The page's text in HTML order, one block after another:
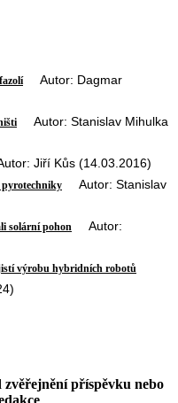
Autor: Dagmar
Autor: Stanislav Mihulka
Jiří Kůs (14.03.2016)
Autor: Stanislav
solární pohon
Autor:
výrobu hybridních robotů
zvěřejnění příspěvku nebo